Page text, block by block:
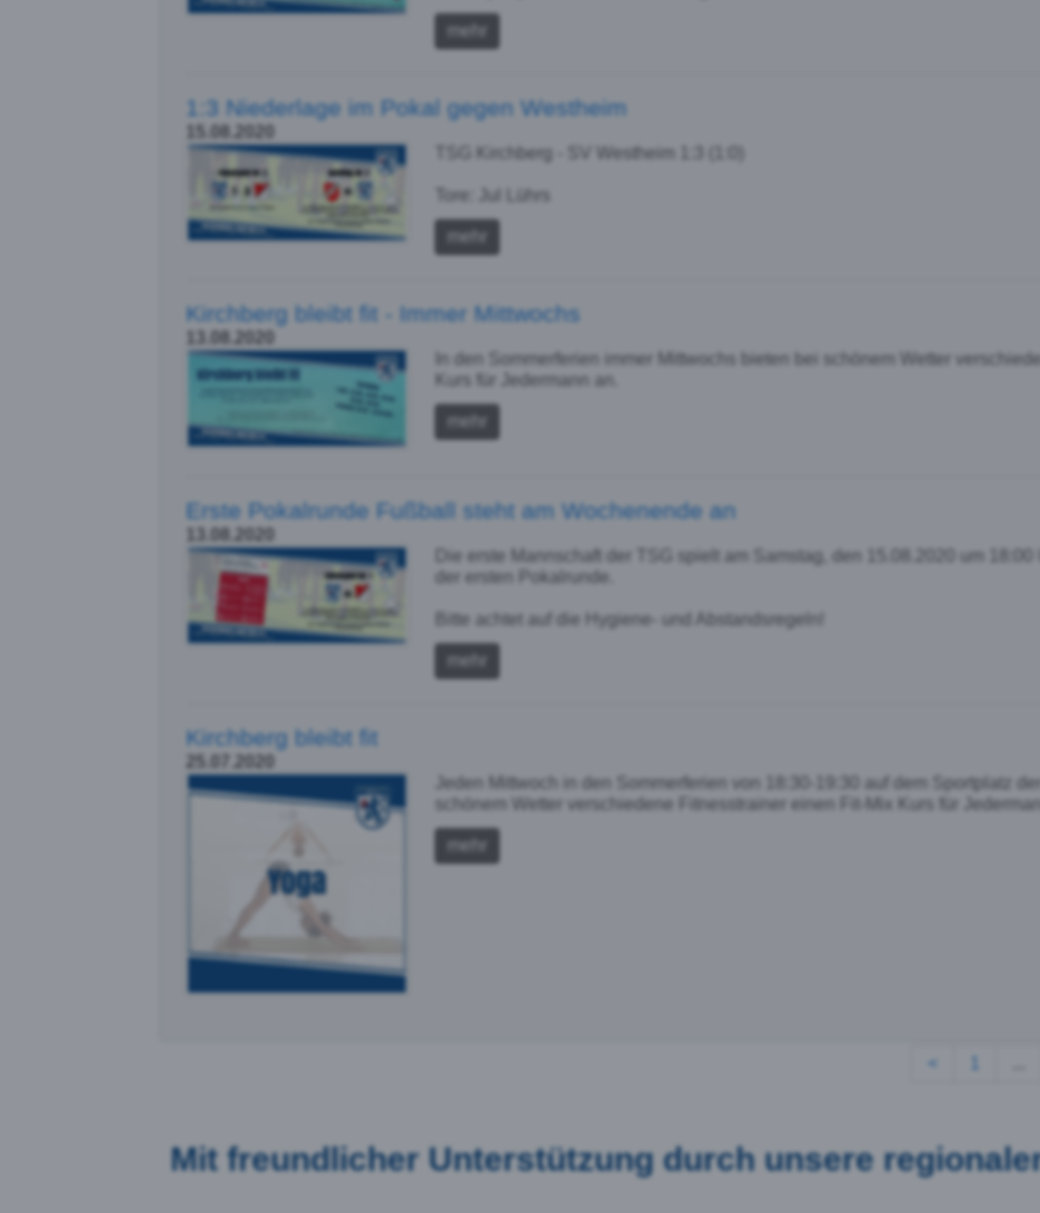
mehr
1:3 Niederlage im Pokal gegen Westheim
TSG Kirchberg - SV Westheim 1:3 (1:0)
Tore: Jul Lührs
mehr
Kirchberg bleibt fit - Immer Mittwochs
In den Sommerferien immer Mittwochs bieten bei schönem Wetter
Kurs für Jedermann an.
mehr
Erste Pokalrunde Fußball steht am Wochenende an
Die erste Mannschaft der TSG spielt am Samstag, den 15.08.2020 um
der ersten Pokalrunde.
Bitte achtet auf die Hygiene- und Abstandsregeln!
mehr
Kirchberg bleibt fit
Jeden Mittwoch in den Sommerferien von 18:30-19:30 auf dem Sportplatz
schönem Wetter verschiedene Fitnesstrainer einen Fit-Mix Kurs für
mehr
<
Mit freundlicher Unterstützung durch unsere